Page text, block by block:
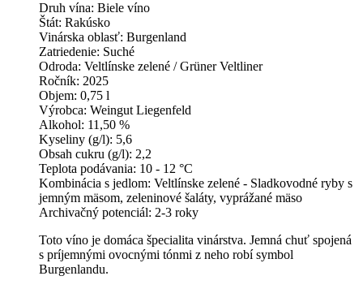
Druh vína: Biele víno
Štát: Rakúsko
Vinárska oblasť: Burgenland
Zatriedenie: Suché
Odroda: Veltlínske zelené / Grüner Veltliner
Ročník: 2025
Objem: 0,75 l
Výrobca: Weingut Liegenfeld
Alkohol: 11,50 %
Kyseliny (g/l): 5,6
Obsah cukru (g/l): 2,2
Teplota podávania: 10 - 12 °C
Kombinácia s jedlom: Veltlínske zelené - Sladkovodné ryby s
jemným mäsom, zeleninové šaláty, vyprážané mäso
Archivačný potenciál: 2-3 roky
Toto víno je domáca špecialita vinárstva. Jemná chuť spojená
s príjemnými ovocnými tónmi z neho robí symbol
Burgenlandu.